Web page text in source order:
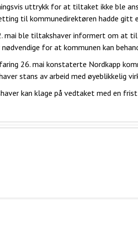
uttrykk for at tiltaket ikke ble
til kommunedirektøren hadde gitt
mai ble tiltakshaver informert om at
nødvendige for at kommunen kan
26. mai konstaterte Nordkapp
stans av arbeid med øyeblikkelig
kan klage på vedtaket med en